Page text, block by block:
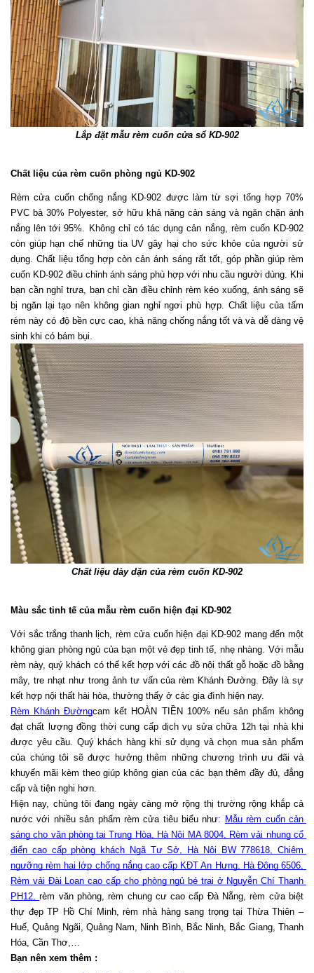
Lắp đặt mẫu rèm cuốn cửa sổ KD-902
Chất liệu của rèm cuốn phòng ngủ KD-902
Rèm cửa cuốn chống nắng KD-902 được làm từ sợi tổng hợp 70%
PVC bà 30% Polyester, sở hữu khả năng cản sáng và ngăn chặn ánh
nắng lên tới 95%. Không chỉ có tác dụng cản nắng, rèm cuốn KD-902
còn giúp hạn chế những tia UV gây hại cho sức khỏe của người sử
dụng. Chất liệu tổng hợp còn cản ánh sáng rất tốt, góp phần giúp rèm
cuốn KD-902 điều chỉnh ánh sáng phù hợp với nhu cầu người dùng. Khi
bạn cần nghỉ trưa, bạn chỉ cần điều chỉnh rèm kéo xuống, ánh sáng sẽ
bị ngăn lại tạo nên không gian nghỉ ngơi phù hợp. Chất liệu của tấm
rèm này có độ bền cực cao, khả năng chống nắng tốt và và dễ dàng vệ
sinh khi có bám bụi.
Chất liệu dày dặn của rèm cuốn KD-902
Màu sắc tinh tế của mẫu rèm cuốn hiện đại KD-902
Với sắc trắng thanh lịch, rèm cửa cuốn hiện đại KD-902 mang đến một
không gian phòng ngủ của bạn một vẻ đẹp tinh tế, nhẹ nhàng. Với mẫu
rèm này, quý khách có thể kết hợp với các đồ nội thất gỗ hoặc đồ bằng
mây, tre nhạt như trong ảnh tư vấn của rèm Khánh Đường. Đây là sự
kết hợp nội thất hài hòa, thường thấy ở các gia đình hiện nay.
Rèm Khánh Đườngcam kết HOÀN TIỀN 100% nếu sản phẩm không
đạt chất lượng đồng thời cung cấp dịch vụ sửa chữa 12h tại nhà khi
được yêu cầu. Quý khách hàng khi sử dụng và chọn mua sản phẩm
của chúng tôi sẽ được hưởng thêm những chương trình ưu đãi và
khuyến mãi kèm theo giúp không gian của các bạn thêm đầy đủ, đẳng
cấp và tiện nghi hơn.
Hiện nay, chúng tôi đang ngày càng mở rộng thị trường rộng khắp cả
nước với nhiều sản phẩm rèm cửa tiêu biểu như: Mẫu rèm cuốn cản
sáng cho văn phòng tại Trung Hòa, Hà Nội MA 8004, Rèm vải nhung cổ
điển cao cấp phòng khách Ngã Tư Sở, Hà Nội BW 778618, Chiêm
ngưỡng rèm hai lớp chống nắng cao cấp KĐT An Hưng, Hà Đông 6506
Rèm vải Đài Loan cao cấp cho phòng ngủ bé trai ở Nguyễn Chí Thanh
PH12, rèm văn phòng, rèm chung cư cao cấp Đà Nẵng, rèm cửa biệt
thự đẹp TP Hồ Chí Minh, rèm nhà hàng sang trọng tại Thừa Thiên –
Huế, Quảng Ngãi, Quảng Nam, Ninh Bình, Bắc Ninh, Bắc Giang, Thanh
Hóa, Cần Thơ,…
Bạn nên xem thêm :